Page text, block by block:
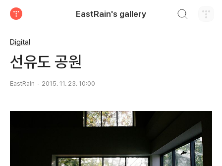
EastRain's gallery
Digital
선유도 공원
EastRain 2015. 11. 23. 10:00